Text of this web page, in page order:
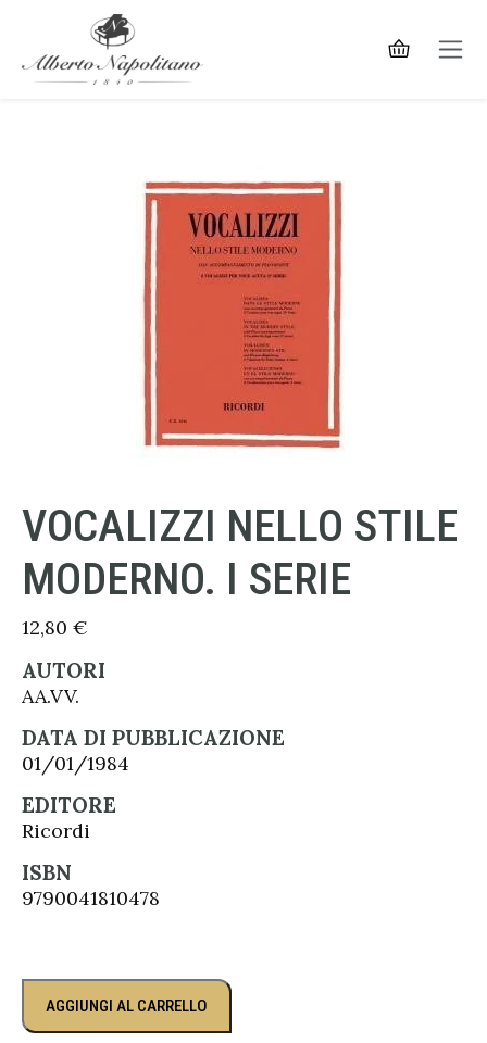
VOCALIZZI NELLO STILE
MODERNO. I SERIE
12,80 €
AUTORI
AA.VV.
DATA DI PUBBLICAZIONE
01/01/1984
EDITORE
Ricordi
ISBN
9790041810478
AGGIUNGI AL CARRELLO